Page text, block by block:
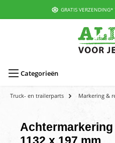
GRATIS
Categorieën
Truck- en trailerparts Markering &